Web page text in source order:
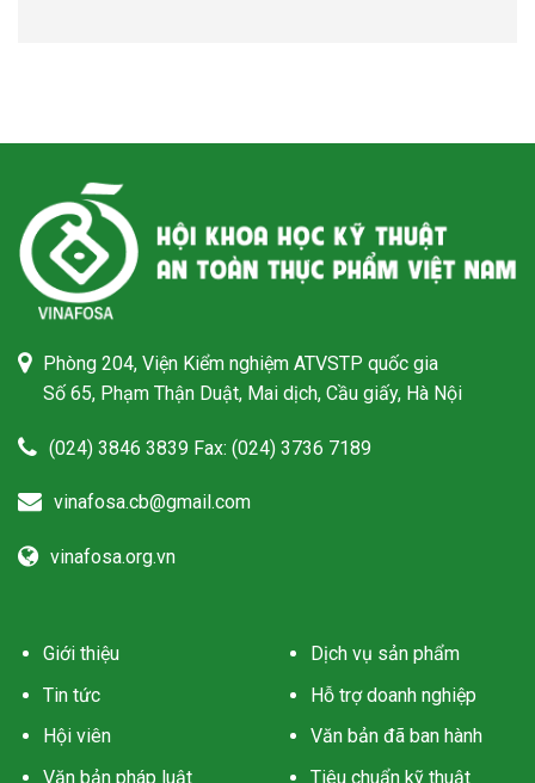
Phòng 204, Viện Kiểm nghiệm ATVSTP quốc gia
Số 65, Phạm Thận Duật, Mai dịch, Cầu giấy, Hà Nội
(024) 3846 3839 Fax: (024) 3736 7189
vinafosa.cb@gmail.com
vinafosa.org.vn
Giới thiệu
Tin tức
Hội viên
Văn bản pháp luật
Dịch vụ sản phẩm
Hỗ trợ doanh nghiệp
Văn bản đã ban hành
Tiêu chuẩn kỹ thuật